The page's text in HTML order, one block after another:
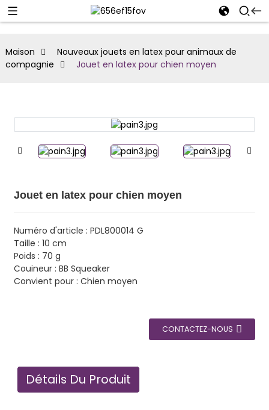
Maison
Nouveaux jouets en latex pour animaux de
compagnie
Jouet en latex pour chien moyen
Jouet en latex pour chien moyen
Numéro d'article : PDL800014 G
Taille : 10 cm
Poids : 70 g
Couineur : BB Squeaker
Convient pour : Chien moyen
CONTACTEZ-NOUS
Détails Du Produit